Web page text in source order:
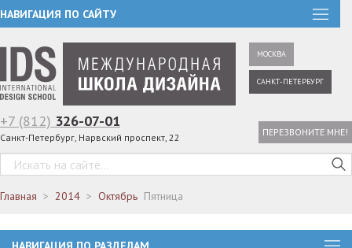
НАВИГАЦИЯ ПО САЙТУ
МОСКВА
САНКТ-ПЕТЕРБУРГ
+7 (812) 326-07-01
Санкт-Петербург, Нарвский проспект, 22 ПЕРЕЗВОНИТЕ МНЕ!
Главная 2014 Октябрь Пятница